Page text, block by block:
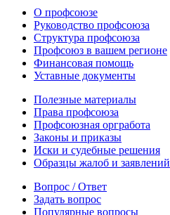
О профсоюзе
Руководство профсоюза
Структура профсоюза
Профсоюз в вашем регионе
Финансовая помощь
Уставные документы
Полезные материалы
Права профсоюза
Профсоюзная оргработа
Законы и приказы
Иски и судебные решения
Образцы жалоб и заявлений
Вопрос / Ответ
Задать вопрос
Популярные вопросы